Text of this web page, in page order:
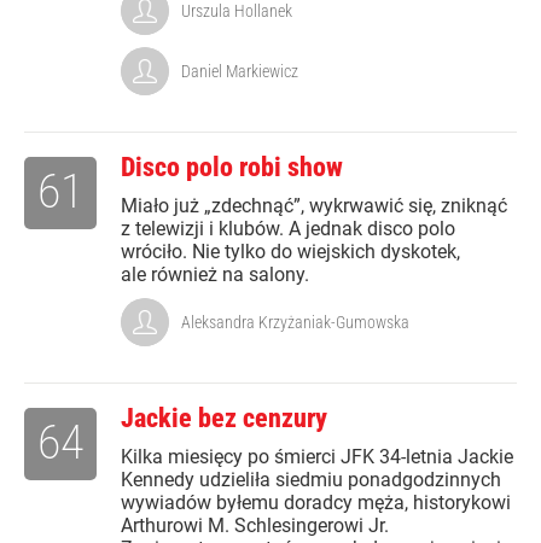
Urszula Hollanek
Daniel Markiewicz
Disco polo robi show
Miało już „zdechnąć”, wykrwawić się, zniknąć
z telewizji i klubów. A jednak disco polo
wróciło. Nie tylko do wiejskich dyskotek,
ale również na salony.
61
Aleksandra Krzyżaniak-Gumowska
Jackie bez cenzury
Kilka miesięcy po śmierci JFK 34-letnia Jackie
Kennedy udzieliła siedmiu ponadgodzinnych
wywiadów byłemu doradcy męża, historykowi
Arthurowi M. Schlesingerowi Jr.
64